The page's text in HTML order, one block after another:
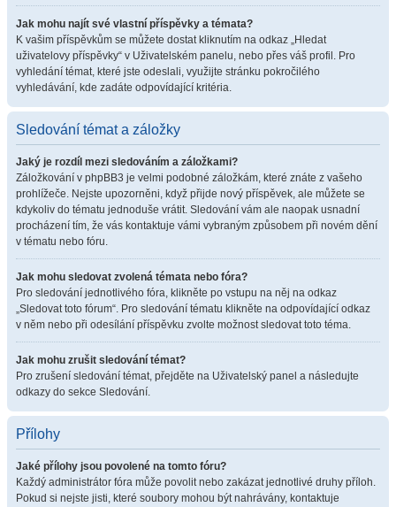
Jak mohu najít své vlastní příspěvky a témata?
K vašim příspěvkům se můžete dostat kliknutím na odkaz „Hledat
uživatelovy příspěvky“ v Uživatelském panelu, nebo přes váš profil. Pro
vyhledání témat, které jste odeslali, využijte stránku pokročilého
vyhledávání, kde zadáte odpovídající kritéria.
Sledování témat a záložky
Jaký je rozdíl mezi sledováním a záložkami?
Záložkování v phpBB3 je velmi podobné záložkám, které znáte z vašeho
prohlížeče. Nejste upozorněni, když přijde nový příspěvek, ale můžete se
kdykoliv do tématu jednoduše vrátit. Sledování vám ale naopak usnadní
procházení tím, že vás kontaktuje vámi vybraným způsobem při novém dění
v tématu nebo fóru.
Jak mohu sledovat zvolená témata nebo fóra?
Pro sledování jednotlivého fóra, klikněte po vstupu na něj na odkaz
„Sledovat toto fórum“. Pro sledování tématu klikněte na odpovídající odkaz
v něm nebo při odesílání příspěvku zvolte možnost sledovat toto téma.
Jak mohu zrušit sledování témat?
Pro zrušení sledování témat, přejděte na Uživatelský panel a následujte
odkazy do sekce Sledování.
Přílohy
Jaké přílohy jsou povolené na tomto fóru?
Každý administrátor fóra může povolit nebo zakázat jednotlivé druhy příloh.
Pokud si nejste jisti, které soubory mohou být nahrávány, kontaktuje